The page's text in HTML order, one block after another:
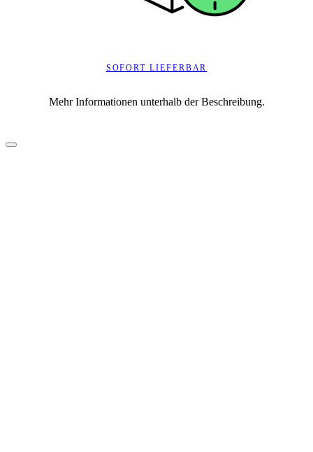
SOFORT LIEFERBAR
Mehr Informationen unterhalb der Beschreibung.